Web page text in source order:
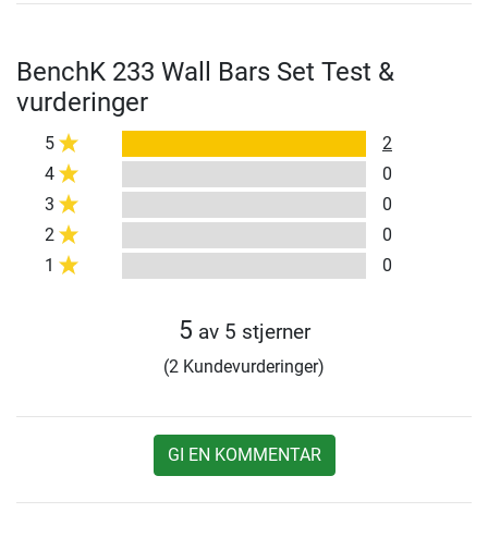
BenchK 233 Wall Bars Set Test &
vurderinger
5
2
4
0
3
0
2
0
1
0
5 av 5 stjerner
(2 Kundevurderinger)
GI EN KOMMENTAR